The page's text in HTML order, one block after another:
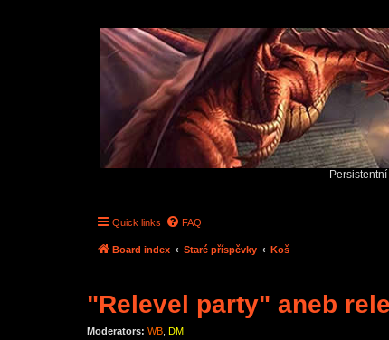
Quick links FAQ
Board index Staré příspěvky Koš
"Relevel party" aneb
Moderators: WB DM